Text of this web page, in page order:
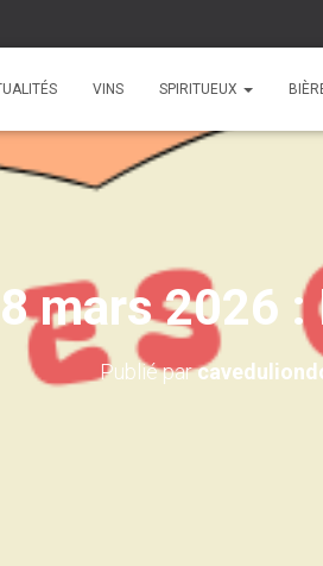
VINS SPIRITUEUX
mars 2026
Publié par